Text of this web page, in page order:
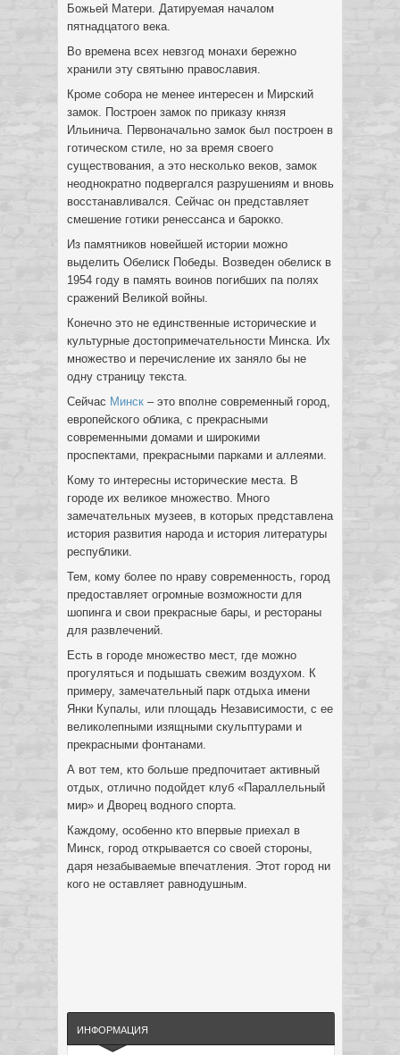
Божьей Матери. Датируемая началом
пятнадцатого века.
Во времена всех невзгод монахи бережно
хранили эту святыню православия.
Кроме собора не менее интересен и Мирский
замок. Построен замок по приказу князя
Ильинича. Первоначально замок был построен в
готическом стиле, но за время своего
существования, а это несколько веков, замок
неоднократно подвергался разрушениям и вновь
восстанавливался. Сейчас он представляет
смешение готики ренессанса и барокко.
Из памятников новейшей истории можно
выделить Обелиск Победы. Возведен обелиск в
1954 году в память воинов погибших па полях
сражений Великой войны.
Конечно это не единственные исторические и
культурные достопримечательности Минска. Их
множество и перечисление их заняло бы не
одну страницу текста.
Сейчас Минск – это вполне современный город,
европейского облика, с прекрасными
современными домами и широкими
проспектами, прекрасными парками и аллеями.
Кому то интересны исторические места. В
городе их великое множество. Много
замечательных музеев, в которых представлена
история развития народа и история литературы
республики.
Тем, кому более по нраву современность, город
предоставляет огромные возможности для
шопинга и свои прекрасные бары, и рестораны
для развлечений.
Есть в городе множество мест, где можно
прогуляться и подышать свежим воздухом. К
примеру, замечательный парк отдыха имени
Янки Купалы, или площадь Независимости, с ее
великолепными изящными скульптурами и
прекрасными фонтанами.
А вот тем, кто больше предпочитает активный
отдых, отлично подойдет клуб «Параллельный
мир» и Дворец водного спорта.
Каждому, особенно кто впервые приехал в
Минск, город открывается со своей стороны,
даря незабываемые впечатления. Этот город ни
кого не оставляет равнодушным.
ИНФОРМАЦИЯ